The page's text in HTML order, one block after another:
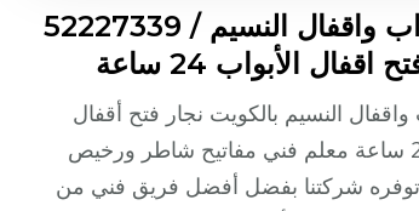
فتح أبواب واقفال النسيم / 52227339
الأبواب 24 ساعة
واقفال النسيم بالكويت نجار فتح أقفال
الأبواب 24 ساعة معلم فني مفاتيح شاطر ورخيص
شركتنا بفضل أفضل فريق فني من